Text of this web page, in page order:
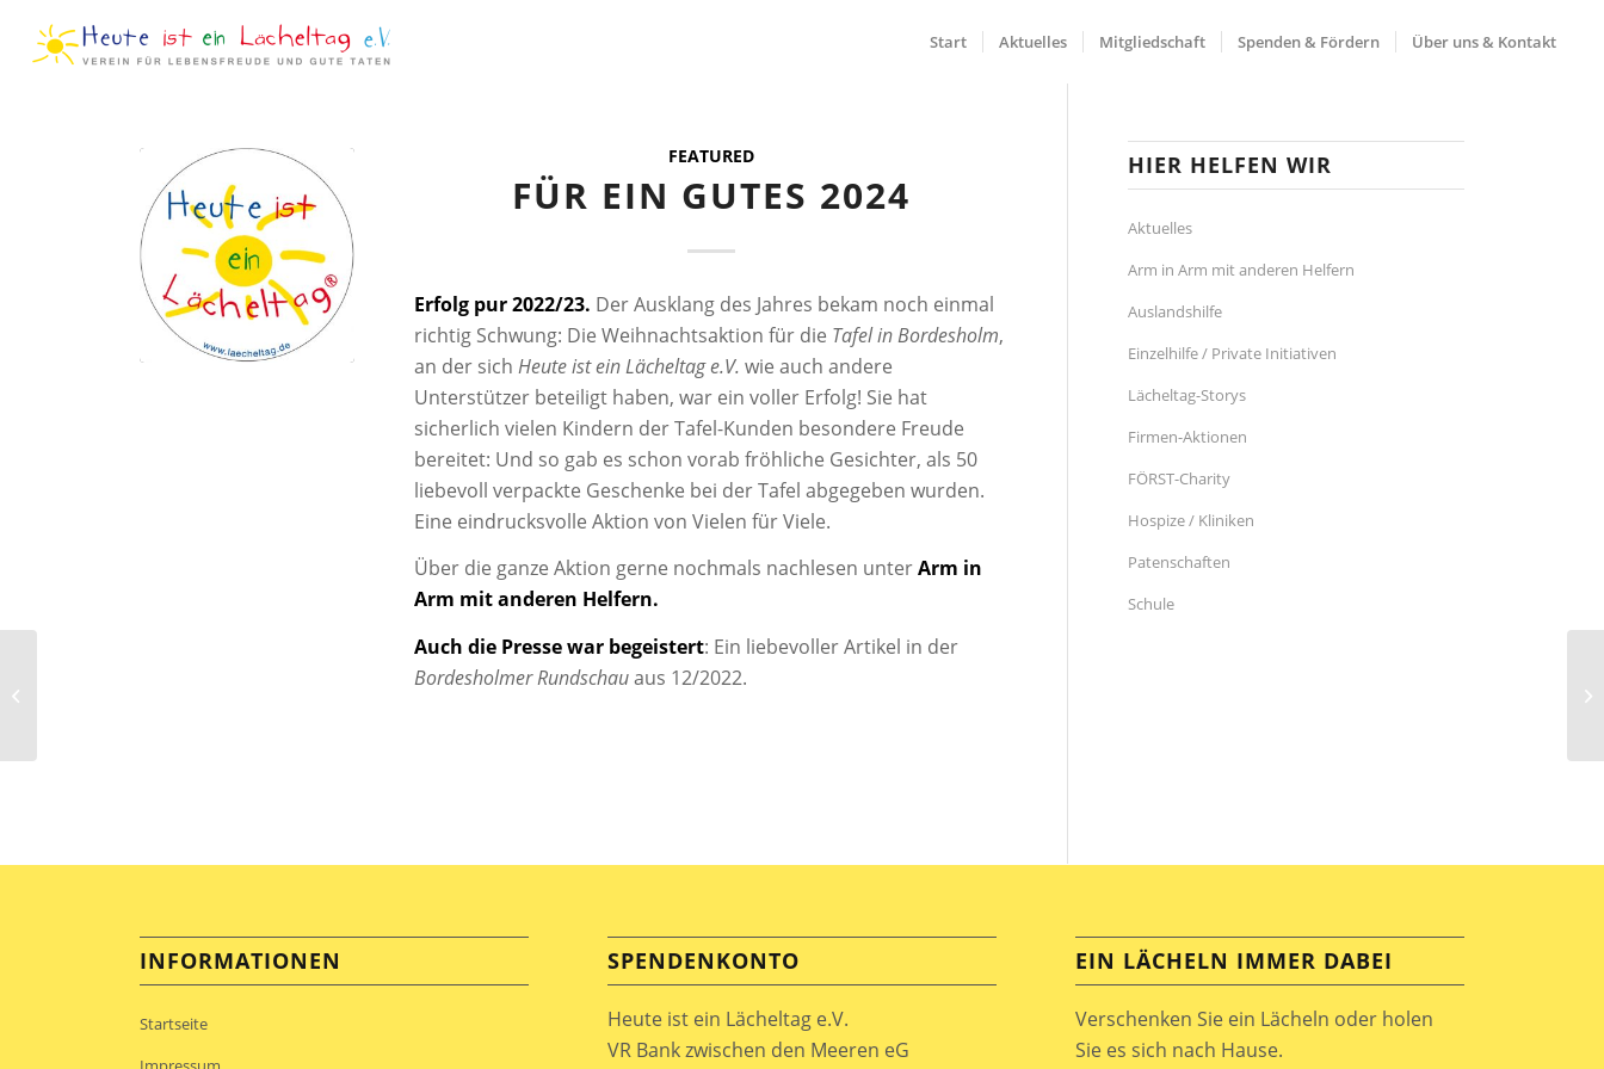
Start Aktuelles Mitgliedschaft Spenden & Fördern Über uns & Kontakt
FEATURED
FÜR EIN GUTES 2024
Erfolg pur 2022/23. Der Ausklang des Jahres bekam noch einmal
richtig Schwung: Die Weihnachtsaktion für die Tafel in Bordesholm,
an der sichHeute ist ein Lächeltag e.V.wie auch andere
Unterstützer beteiligt haben, war ein voller Erfolg! Sie hat
sicherlich vielen Kindern der Tafel-Kunden besondere Freude
bereitet: Und so gab es schon vorab fröhliche Gesichter, als 50
liebevoll verpackte Geschenke bei der Tafel abgegeben wurden.
Eine eindrucksvolle Aktion von Vielen für Viele.
Über die ganze Aktion gerne nochmals nachlesen unterArm in
Arm mit anderen Helfern.
Auch die Presse war begeistert: Ein liebevoller Artikel in der
Bordesholmer Rundschauaus 12/2022.
HIER HELFEN WIR
Aktuelles
Arm in Arm mit anderen Helfern
Auslandshilfe
Einzelhilfe / Private Initiativen
Lächeltag-Storys
Firmen-Aktionen
FÖRST-Charity
Hospize / Kliniken
Patenschaften
Schule
INFORMATIONEN
Startseite
SPENDENKONTO
Heute ist ein Lächeltag e.V.
VR Bank zwischen den Meeren eG
EIN LÄCHELN IMMER DABEI
Verschenken Sie ein Lächeln oder holen
Sie es sich nach Hause.